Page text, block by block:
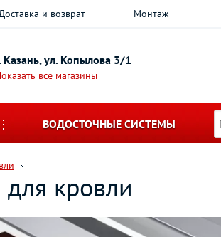
и возврат Монтаж
Казань, ул. Копылова 3/1
все магазины
ВОДОСТОЧНЫЕ СИСТЕМЫ
кровли